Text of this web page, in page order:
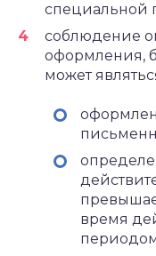
специальной
соблюдение
оформления,
может
время
периодом